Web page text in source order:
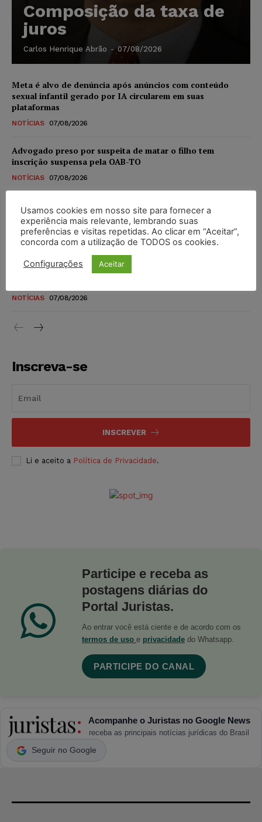
Composição da taxa de
juros
Carlos Henrique Abrão - 07/08/2026
Meta é alvo de denúncia após anúncios com conteúdo
sexual infantil gerado por IA circularem em suas
plataformas
NOTÍCIAS 07/08/2026
Advogado preso por suspeita de matar o filho tem
inscrição suspensa pela OAB-TO
NOTÍCIAS 07/08/2026
STF amplia isenção de IBS e CBS na compra de veículos
novos para pessoas com deficiência e autistas de todos os
níveis
DIREITO TRIBUTÁRIO 07/08/2026
Justiça do Trabalho mantém justa causa de empregado que
NOTÍCIAS 07/08/2026
Inscreva-se
INSCREVER
Li e aceito a Política de Privacidade.
Participe e receba as
postagens diárias do
Portal Juristas.
Ao entrar você está ciente e de acordo com os
termos de uso e privacidade do Whatsapp.
PARTICIPE DO CANAL
Acompanhe o Juristas no Google News
receba as principais notícias jurídicas do Brasil
Seguir no Google
Usamos cookies em nosso site para fornecer a
experiência mais relevante, lembrando suas
preferências e visitas repetidas. Ao clicar em “Aceitar”,
concorda com a utilização de TODOS os cookies.
Configurações Aceitar